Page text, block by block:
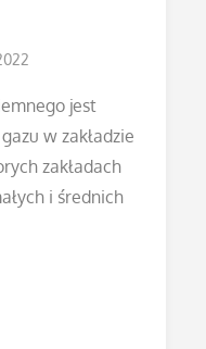
jest
w zakładzie
zakładach
i średnich